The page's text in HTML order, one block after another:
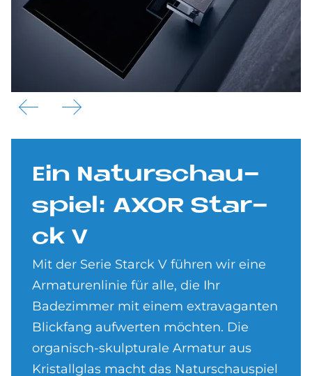
Ein Na­tur­schau­
spiel: AXOR Star­
ck V
Mit der Serie Starck V führen wir eine
Armaturenlinie für alle, die Ihr
Badezimmer mit einem extravaganten
Blickfang aufwerten möchten. Die
organisch-skulpturale Armatur aus
Kristallglas macht das Naturschauspiel